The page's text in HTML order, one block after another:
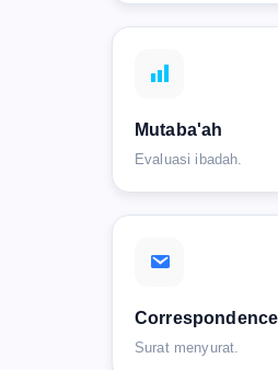
Mutaba'ah
Evaluasi ibadah.
Correspondence
Surat menyurat.